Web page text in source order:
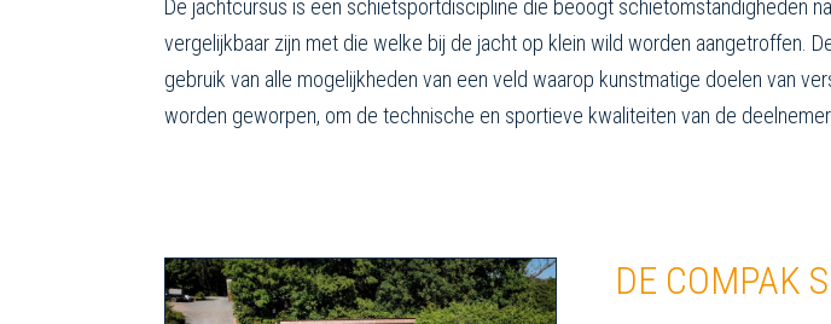
De jachtcursus is een schietsportdiscipline die beoogt schietomstandigheden
vergelijkbaar zijn met die welke bij de jacht op klein wild worden aangetroffen.
gebruik van alle mogelijkheden van een veld waarop kunstmatige doelen van
worden geworpen, om de technische en sportieve kwaliteiten van de
DE COMPAK